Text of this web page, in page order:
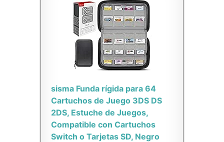
sisma Funda rígida para 64
Cartuchos de Juego 3DS DS
2DS, Estuche de Juegos,
Compatible con Cartuchos
Switch o Tarjetas SD, Negro